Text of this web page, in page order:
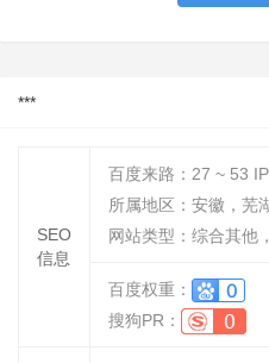
***
SEO
信息
百度来路： 27 ~ 53 IP
所属地区：安徽，芜
网站类型：综合其他
百度权重：
搜狗PR：